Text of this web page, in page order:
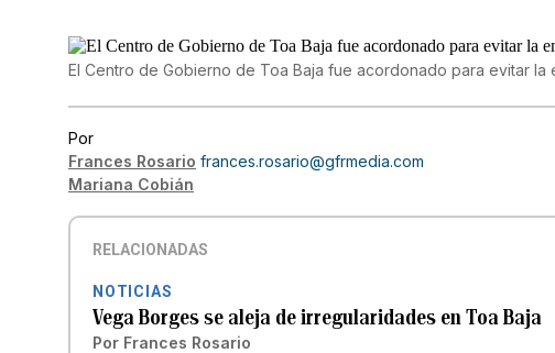
El Centro de Gobierno de Toa Baja fue acordonado para evitar la
Por
Frances Rosario frances.rosario@gfrmedia.com
Mariana Cobián
RELACIONADAS
NOTICIAS
Vega Borges se aleja de irregularidades en Toa Baja
Por Frances Rosario